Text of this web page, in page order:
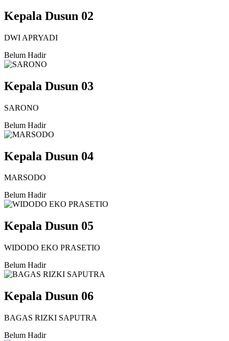
Kepala Dusun 02
DWI APRYADI
Belum Hadir
Kepala Dusun 03
SARONO
Belum Hadir
Kepala Dusun 04
MARSODO
Belum Hadir
Kepala Dusun 05
WIDODO EKO PRASETIO
Belum Hadir
Kepala Dusun 06
BAGAS RIZKI SAPUTRA
Belum Hadir